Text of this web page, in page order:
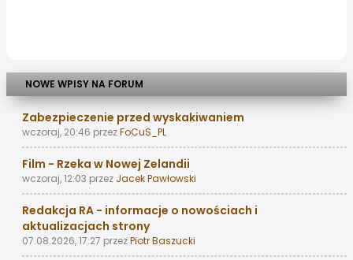
NOWE WPISY NA FORUM
Zabezpieczenie przed wyskakiwaniem
wczoraj, 20:46 przezFoCuS_PL
Film - Rzeka w Nowej Zelandii
wczoraj, 12:03 przez Jacek Pawłowski
Redakcja RA - informacje o nowościach i
aktualizacjach strony
07.08.2026, 17:27 przezPiotr Baszucki